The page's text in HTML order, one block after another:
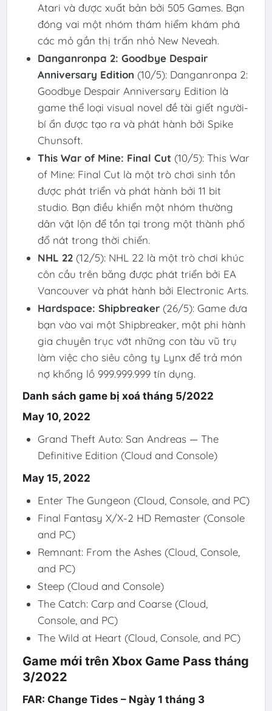
Atari và được xuất bản bởi 505 Games. Bạn
đóng vai một nhóm thám hiểm khám phá
các mỏ gần thị trấn nhỏ New Neveah.
Danganronpa 2: Goodbye Despair
Anniversary Edition (10/5): Danganronpa 2:
Goodbye Despair Anniversary Edition là
game thể loại visual novel đề tài giết người-
bí ẩn được tạo ra và phát hành bởi Spike
Chunsoft.
This War of Mine: Final Cut (10/5): This War
of Mine: Final Cut là một trò chơi sinh tồn
được phát triển và phát hành bởi 11 bit
studio. Bạn điều khiển một nhóm thường
dân vật lộn để tồn tại trong một thành phố
đổ nát trong thời chiến.
NHL 22(12/5): NHL 22 là một trò chơi khúc
côn cầu trên băng được phát triển bởi EA
Vancouver và phát hành bởi Electronic Arts.
Hardspace: Shipbreaker(26/5): Game đưa
bạn vào vai một Shipbreaker, một phi hành
gia chuyên trục vớt những con tàu vũ trụ
làm việc cho siêu công ty Lynx để trả món
nợ khổng lồ 999.999.999 tín dụng.
Danh sách game bị xoá tháng 5/2022
May 10, 2022
Grand Theft Auto: San Andreas — The
Definitive Edition (Cloud and Console)
May 15, 2022
Enter The Gungeon (Cloud, Console, and PC)
Final Fantasy X/X-2 HD Remaster (Console
and PC)
Remnant: From the Ashes (Cloud, Console,
and PC)
Steep (Cloud and Console)
The Catch: Carp and Coarse (Cloud,
Console, and PC)
The Wild at Heart (Cloud, Console, and PC)
Game mới trên Xbox Game Pass tháng
3/2022
FAR: Change Tides – Ngày 1 tháng 3